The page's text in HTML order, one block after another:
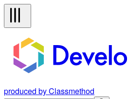
produced by Classmethod